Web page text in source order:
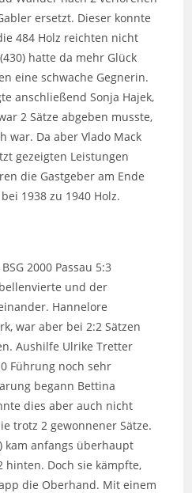
ersetzt. Dieser konnte
484 Holz reichten nicht
hatte da mehr Glück
eine schwache Gegnerin.
anschließend Sonja Hajek,
2 Sätze abgeben musste,
war. Da aber Vlado Mack
gezeigten Leistungen
die Gastgeber am Ende
1938 zu 1940 Holz.
2000 Passau 5:3
und der
Hannelore
war aber bei 2:2 Sätzen
Aushilfe Ulrike Tretter
Führung noch sehr
begann Bettina
dies aber auch nicht
trotz 2 gewonnener Sätze.
kam anfangs überhaupt
hinten. Doch sie kämpfte,
die Oberhand. Mit einem